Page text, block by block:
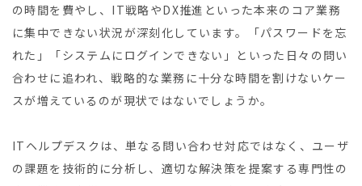
の時間を費やし、IT戦略やDX推進といった本来のコア業務
に集中できない状況が深刻化しています。「パスワードを忘
れた」「システムにログインできない」といった日々の問い
合わせに追われ、戦略的な業務に十分な時間を割けないケー
スが増えているのが現状ではないでしょうか。
ITヘルプデスクは、単なる問い合わせ対応ではなく、ユーザ
の課題を技術的に分析し、適切な解決策を提案する専門性の